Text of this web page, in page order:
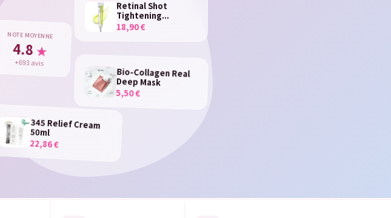
Retinal Shot
Tightening...
18,90 €
345 Relief Cream
50ml
22,86 €
Bio-Collagen Real
Deep Mask
5,50 €
NOTE MOYENNE
4.8 ★
+693 avis
Sign in